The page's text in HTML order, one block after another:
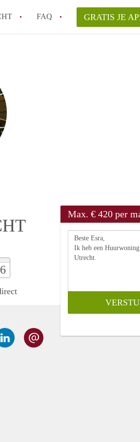
FAQ
van AppartementenUtrecht ?
bemiddelingsvergoeding?
verantwoordelijk voor het aangeboden
in Utrecht?
GRATIS JE
Max. € 420 per